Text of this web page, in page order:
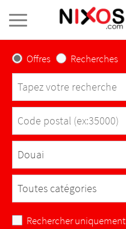
Offres Recherches
Sélectionnez une ville
Rechercher